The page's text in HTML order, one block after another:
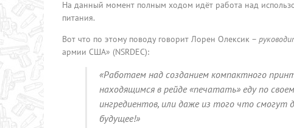
На данный момент полным ходом идёт работа над
питания.
Вот что по этому поводу говорит Лорен Олексик –
армии США» (NSRDEC):
«Работаем над созданием компактного
находящимся в рейде «печатать» еду по
ингредиентов, или даже из того что
будущее!»